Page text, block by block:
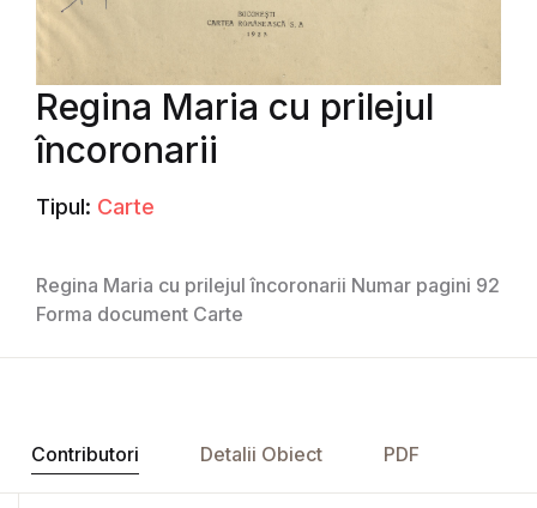
Regina Maria cu prilejul
încoronarii
Tipul: Carte
Regina Maria cu prilejul încoronarii Numar pagini 92
Forma document Carte
Contributori Detalii Obiect PDF